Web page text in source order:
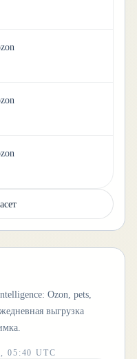
Ozon, pets,
выгрузка
05:40 UTC